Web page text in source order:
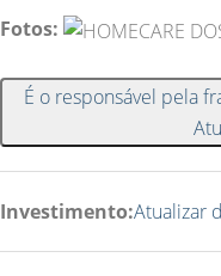
Fotos:
É o responsável pela
Investimento:Atualizar